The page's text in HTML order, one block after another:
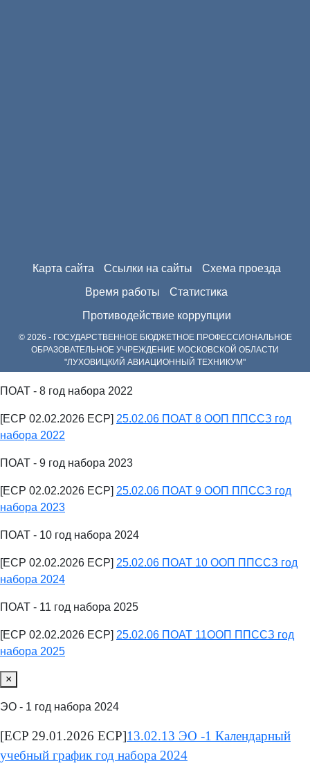
Карта сайта Ссылки на сайты
Схема проезда
Время работы
Статистика
Противодействие коррупции
© 2026 - ГОСУДАРСТВЕННОЕ БЮДЖЕТНОЕ ПРОФЕССИОНАЛЬНОЕ
ОБРАЗОВАТЕЛЬНОЕ УЧРЕЖДЕНИЕ МОСКОВСКОЙ ОБЛАСТИ
"ЛУХОВИЦКИЙ АВИАЦИОННЫЙ ТЕХНИКУМ"
ПОАТ - 8 год набора 2022
[ECP 02.02.2026 ECP] 25.02.06 ПОАТ 8 ООП ППССЗ год
набора 2022
ПОАТ - 9 год набора 2023
[ECP 02.02.2026 ECP] 25.02.06 ПОАТ 9 ООП ППССЗ год
набора 2023
ПОАТ - 10 год набора 2024
[ECP 02.02.2026 ECP] 25.02.06 ПОАТ 10 ООП ППССЗ год
набора 2024
ПОАТ - 11 год набора 2025
[ECP 02.02.2026 ECP] 25.02.06 ПОАТ 11ООП ППССЗ год
набора 2025
×
ЭО - 1 год набора 2024
[ECP 29.01.2026 ECP]13.02.13 ЭО -1 Календарный
учебный график год набора 2024